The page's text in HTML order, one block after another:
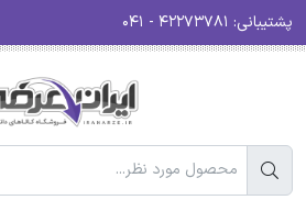
پشتیبانی: